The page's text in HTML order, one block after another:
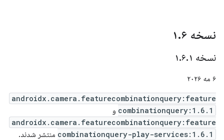
نسخه ۱ .۶
نسخه ۱ .۶.۱
۶ مه ۲۰۲۶
androidx.camera.featurecombinationquery:feature
combinationquery:1.6.1 و
androidx.camera.featurecombinationquery:feature
combinationquery-play-services:1.6.1 منتشر شدند.